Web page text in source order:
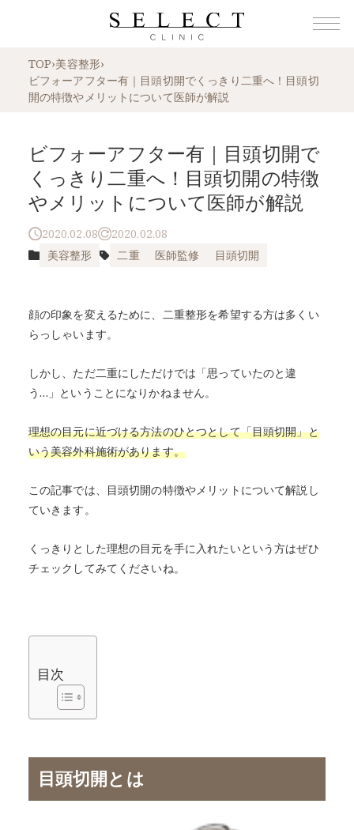
TOP›美容整形›
ビフォーアフター有｜目頭切開でくっきり二重へ！目頭切
開の特徴やメリットについて医師が解説
ビフォーアフター有｜目頭切開で
くっきり二重へ！目頭切開の特徴
やメリットについて医師が解説
2020.02.08
2020.02.08
美容整形
二重 医師監修 目頭切開
顔の印象を変えるために、二重整形を希望する方は多くい
らっしゃいます。
しかし、ただ二重にしただけでは「思っていたのと違
う…」ということになりかねません。
理想の目元に近づける方法のひとつとして「目頭切開」と
いう美容外科施術があります。
この記事では、目頭切開の特徴やメリットについて解説し
ていきます。
くっきりとした理想の目元を手に入れたいという方はぜひ
チェックしてみてくださいね。
目次
目頭切開とは